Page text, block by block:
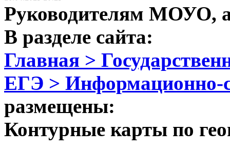
Руководителям МОУО,
В разделе сайта:
Главная >
ЕГЭ > Информационно-
размещены:
Контурные карты по